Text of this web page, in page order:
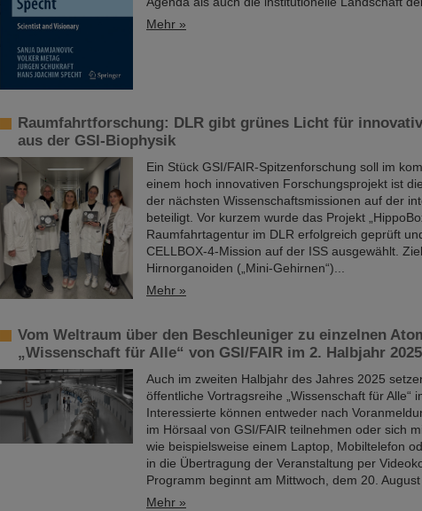
Mehr »
Raumfahrtforschung: DLR gibt grünes Licht für
aus der GSI-Biophysik
Ein Stück GSI/FAIR-Spitzenforschung soll im
einem hoch innovativen Forschungsprojekt ist
der nächsten Wissenschaftsmissionen auf der
beteiligt. Vor kurzem wurde das Projekt
Raumfahrtagentur im DLR erfolgreich geprüft
CELLBOX-4-Mission auf der ISS ausgewählt.
Hirnorganoiden („Mini-Gehirnen“)...
Mehr »
Vom Weltraum über den Beschleuniger zu einzelnen
„Wissenschaft für Alle“ von GSI/FAIR im 2. Halbjahr 2025
Auch im zweiten Halbjahr des Jahres 2025
öffentliche Vortragsreihe „Wissenschaft für Alle“
Interessierte können entweder nach
im Hörsaal von GSI/FAIR teilnehmen oder sich
wie beispielsweise einem Laptop, Mobiltelefon
in die Übertragung der Veranstaltung per
Programm beginnt am Mittwoch, dem 20.
Mehr »